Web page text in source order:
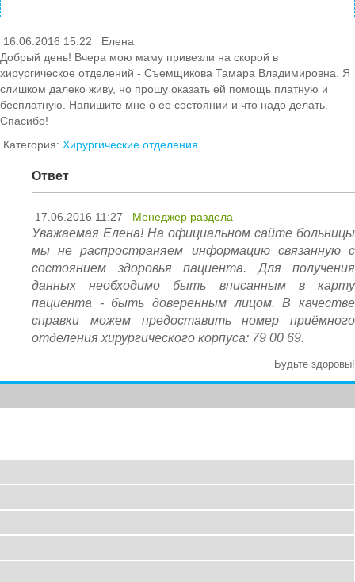
16.06.2016 15:22
Елена
Добрый день! Вчера мою маму привезли на скорой в
хирургическое отделений - Съемщикова Тамара Владимировна. Я
слишком далеко живу, но прошу оказать ей помощь платную и
бесплатную. Напишите мне о ее состоянии и что надо делать.
Спасибо!
Категория: Хирургические отделения
Ответ
17.06.2016 11:27 Менеджер раздела
Уважаемая Елена! На официальном сайте больницы
мы не распространяем информацию связанную с
состоянием здоровья пациента. Для получения
данных необходимо быть вписанным в карту
пациента - быть доверенным лицом. В качестве
справки можем предоставить номер приёмного
отделения хирургического корпуса: 79 00 69.
Будьте здоровы!